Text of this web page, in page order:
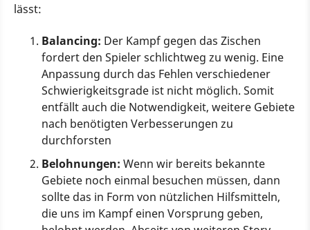
lässt:
Balancing: Der Kampf gegen das Zischen
fordert den Spieler schlichtweg zu wenig. Eine
Anpassung durch das Fehlen verschiedener
Schwierigkeitsgrade ist nicht möglich. Somit
entfällt auch die Notwendigkeit, weitere Gebiete
nach benötigten Verbesserungen zu
durchforsten
Belohnungen: Wenn wir bereits bekannte
Gebiete noch einmal besuchen müssen, dann
sollte das in Form von nützlichen Hilfsmitteln,
die uns im Kampf einen Vorsprung geben,